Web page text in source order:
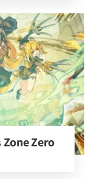
Zone Zero